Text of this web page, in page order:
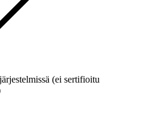
(ei sertifioitu